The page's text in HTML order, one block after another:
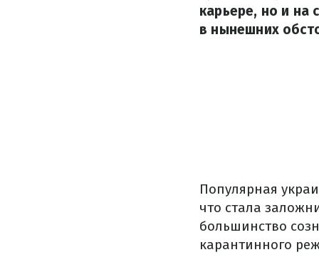
карьере, но и на
в нынешних
Популярная
что стала
большинство
карантинного